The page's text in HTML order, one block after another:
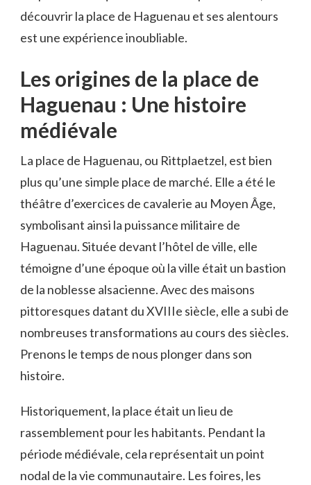
découvrir la place de Haguenau et ses alentours
est une expérience inoubliable.
Les origines de la place de
Haguenau : Une histoire
médiévale
La place de Haguenau, ou Rittplaetzel, est bien
plus qu’une simple place de marché. Elle a été le
théâtre d’exercices de cavalerie au Moyen Âge,
symbolisant ainsi la puissance militaire de
Haguenau. Située devant l’hôtel de ville, elle
témoigne d’une époque où la ville était un bastion
de la noblesse alsacienne. Avec des maisons
pittoresques datant du XVIIIe siècle, elle a subi de
nombreuses transformations au cours des siècles.
Prenons le temps de nous plonger dans son
histoire.
Historiquement, la place était un lieu de
rassemblement pour les habitants. Pendant la
période médiévale, cela représentait un point
nodal de la vie communautaire. Les foires, les